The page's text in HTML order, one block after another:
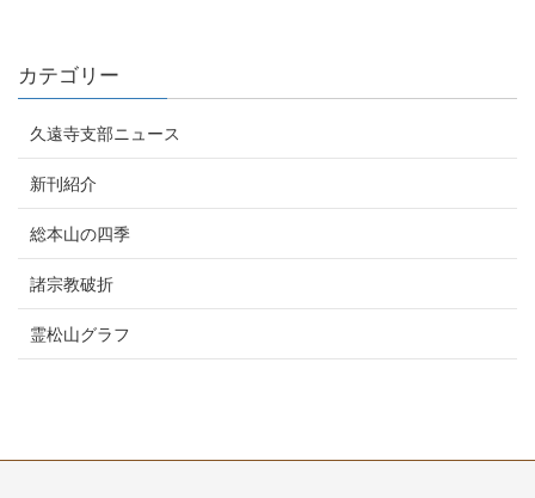
カテゴリー
久遠寺支部ニュース
新刊紹介
総本山の四季
諸宗教破折
霊松山グラフ